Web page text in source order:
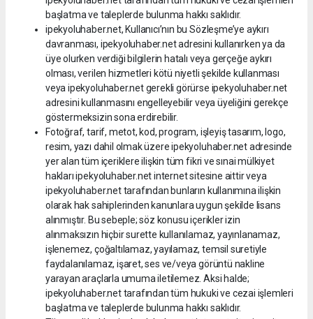
başlatma ve taleplerde bulunma hakkı saklıdır.
ipekyoluhaber.net, Kullanıcı’nın bu Sözleşme’ye aykırı
davranması, ipekyoluhaber.net adresini kullanırken ya da
üye olurken verdiği bilgilerin hatalı veya gerçeğe aykırı
olması, verilen hizmetleri kötü niyetli şekilde kullanması
veya ipekyoluhaber.net gerekli görürse ipekyoluhaber.net
adresini kullanmasını engelleyebilir veya üyeliğini gerekçe
göstermeksizin sona erdirebilir.
Fotoğraf, tarif, metot, kod, program, işleyiş tasarım, logo,
resim, yazı dahil olmak üzere ipekyoluhaber.net adresinde
yer alan tüm içeriklere ilişkin tüm fikri ve sınai mülkiyet
hakları ipekyoluhaber.net internet sitesine aittir veya
ipekyoluhaber.net tarafından bunların kullanımına ilişkin
olarak hak sahiplerinden kanunlara uygun şekilde lisans
alınmıştır. Bu sebeple; söz konusu içerikler izin
alınmaksızın hiçbir surette kullanılamaz, yayınlanamaz,
işlenemez, çoğaltılamaz, yayılamaz, temsil suretiyle
faydalanılamaz, işaret, ses ve/veya görüntü nakline
yarayan araçlarla umuma iletilemez. Aksi halde;
ipekyoluhaber.net tarafından tüm hukuki ve cezai işlemleri
başlatma ve taleplerde bulunma hakkı saklıdır.